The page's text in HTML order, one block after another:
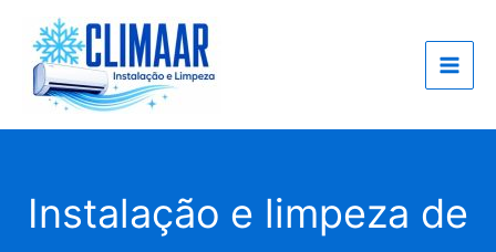
conteúdo
Instalação e limpeza de